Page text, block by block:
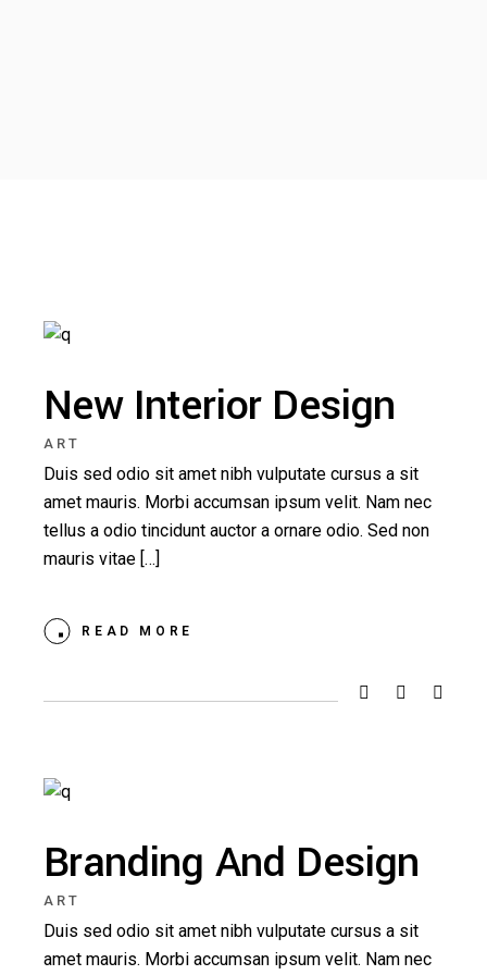
New Interior Design
ART
Duis sed odio sit amet nibh vulputate cursus a sit
amet mauris. Morbi accumsan ipsum velit. Nam nec
tellus a odio tincidunt auctor a ornare odio. Sed non
mauris vitae […]
READ MORE
Branding And Design
ART
Duis sed odio sit amet nibh vulputate cursus a sit
amet mauris. Morbi accumsan ipsum velit. Nam nec